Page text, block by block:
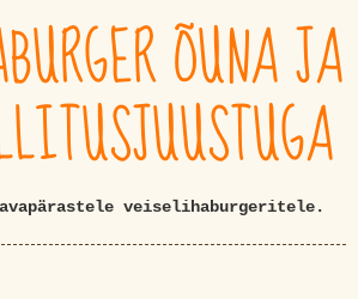
ÕUNA JA
veiselihaburgeritele.